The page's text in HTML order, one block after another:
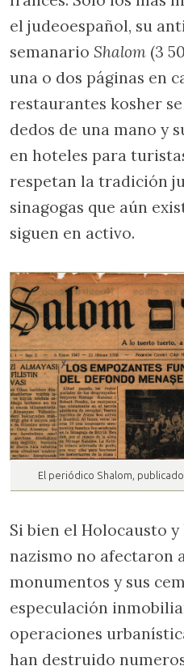
el judeoespañol, su
semanario Shalom (3
una o dos páginas en
restaurantes kosher
dedos de una mano y
en hoteles para
respetan la tradición
sinagogas que aún
siguen en activo.
El periódico Shalom,
Si bien el Holocausto
nazismo no afectaron
monumentos y sus
especulación
operaciones
han destruido